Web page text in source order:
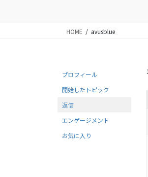
HOME avusblue
プロフィール
開始したトピック
返信
エンゲージメント
お気に入り